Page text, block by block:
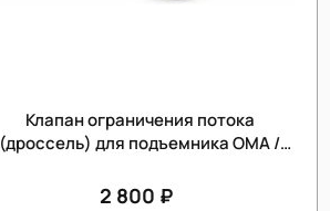
Клапан ограничения потока
(дроссель) для подъемника OMA /
2 800 ₽